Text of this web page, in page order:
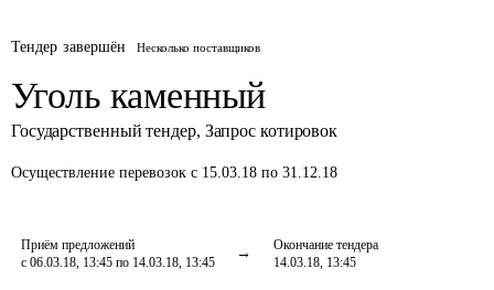
Тендер завершён Несколько поставщиков
Уголь каменный
Государственный тендер, Запрос котировок
Осуществление перевозок с 15.03.18 по 31.12.18
Приём предложений
с 06.03.18, 13:45 по 14.03.18, 13:45
Окончание тендера
14.03.18, 13:45